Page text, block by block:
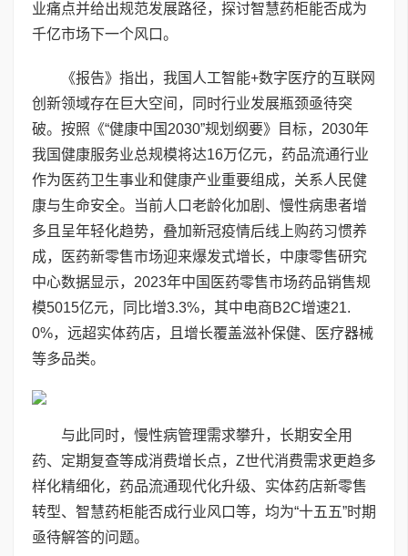
业痛点并给出规范发展路径，探讨智慧药柜能否成为
千亿市场下一个风口。
《报告》指出，我国人工智能+数字医疗的互联网
创新领域存在巨大空间，同时行业发展瓶颈亟待突
破。按照《“健康中国2030”规划纲要》目标，2030年
我国健康服务业总规模将达16万亿元，药品流通行业
作为医药卫生事业和健康产业重要组成，关系人民健
康与生命安全。当前人口老龄化加剧、慢性病患者增
多且呈年轻化趋势，叠加新冠疫情后线上购药习惯养
成，医药新零售市场迎来爆发式增长，中康零售研究
中心数据显示，2023年中国医药零售市场药品销售规
模5015亿元，同比增3.3%，其中电商B2C增速21.
0%，远超实体药店，且增长覆盖滋补保健、医疗器械
等多品类。
与此同时，慢性病管理需求攀升，长期安全用
药、定期复查等成消费增长点，Z世代消费需求更趋多
样化精细化，药品流通现代化升级、实体药店新零售
转型、智慧药柜能否成行业风口等，均为“十五五”时期
亟待解答的问题。